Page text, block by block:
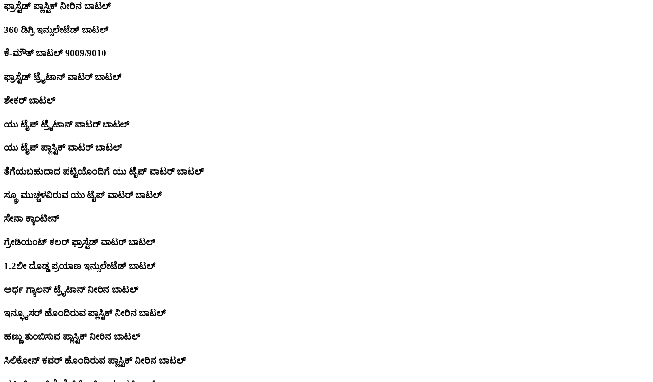
ಫ್ರಾಸ್ಟೆಡ್ ಪ್ಲಾಸ್ಟಿಕ್ ನೀರಿನ ಬಾಟಲ್
360 ಡಿಗ್ರಿ ಇನ್ಸುಲೇಟೆಡ್ ಬಾಟಲ್
ಕೆ-ಮೌತ್ ಬಾಟಲ್ 9009/9010
ಫ್ರಾಸ್ಟೆಡ್ ಟ್ರೈಟಾನ್ ವಾಟರ್ ಬಾಟಲ್
ಶೇಕರ್ ಬಾಟಲ್
ಯು ಟೈಪ್ ಟ್ರೈಟಾನ್ ವಾಟರ್ ಬಾಟಲ್
ಯು ಟೈಪ್ ಪ್ಲಾಸ್ಟಿಕ್ ವಾಟರ್ ಬಾಟಲ್
ತೆಗೆಯಬಹುದಾದ ಪಟ್ಟಿಯೊಂದಿಗೆ ಯು ಟೈಪ್ ವಾಟರ್ ಬಾಟಲ್
ಸ್ಕ್ರೂ ಮುಚ್ಚಳವಿರುವ ಯು ಟೈಪ್ ವಾಟರ್ ಬಾಟಲ್
ಸೇನಾ ಕ್ಯಾಂಟೀನ್
ಗ್ರೇಡಿಯಂಟ್ ಕಲರ್ ಫ್ರಾಸ್ಟೆಡ್ ವಾಟರ್ ಬಾಟಲ್
1.2ಲೀ ದೊಡ್ಡ ಪ್ರಯಾಣ ಇನ್ಸುಲೇಟೆಡ್ ಬಾಟಲ್
ಅರ್ಧ ಗ್ಯಾಲನ್ ಟ್ರೈಟಾನ್ ನೀರಿನ ಬಾಟಲ್
ಇನ್ಫ್ಯೂಸರ್ ಹೊಂದಿರುವ ಪ್ಲಾಸ್ಟಿಕ್ ನೀರಿನ ಬಾಟಲ್
ಹಣ್ಣು ತುಂಬಿಸುವ ಪ್ಲಾಸ್ಟಿಕ್ ನೀರಿನ ಬಾಟಲ್
ಸಿಲಿಕೋನ್ ಕವರ್ ಹೊಂದಿರುವ ಪ್ಲಾಸ್ಟಿಕ್ ನೀರಿನ ಬಾಟಲ್